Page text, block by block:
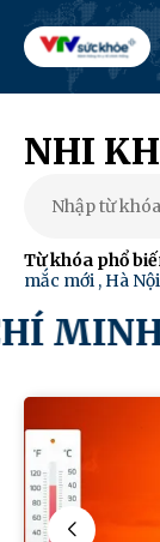
NHI
Từ khóa phổ
mắc mới , Hà Nội
MINH